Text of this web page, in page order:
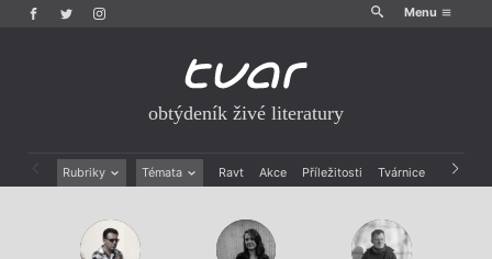
Menu
obtýdeník živé literatury
Rubriky Témata Ravt Akce Příležitosti Tvárnice Archiv
Drobná publicistika
Esejistika
Právě vychází
Mauzoleum